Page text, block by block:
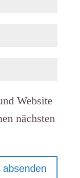
Website
nächsten